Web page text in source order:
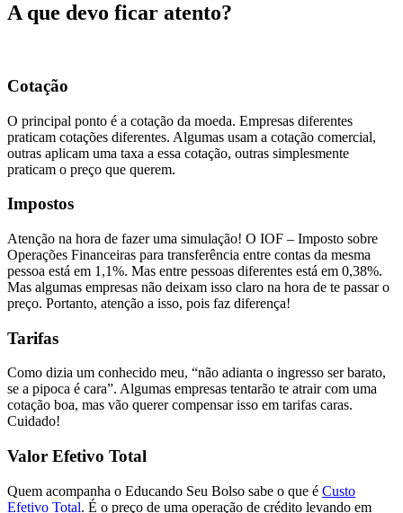
A que devo ficar atento?
Cotação
O principal ponto é a cotação da moeda. Empresas diferentes
praticam cotações diferentes. Algumas usam a cotação comercial,
outras aplicam uma taxa a essa cotação, outras simplesmente
praticam o preço que querem.
Impostos
Atenção na hora de fazer uma simulação! O IOF – Imposto sobre
Operações Financeiras para transferência entre contas da mesma
pessoa está em 1,1%. Mas entre pessoas diferentes está em 0,38%.
Mas algumas empresas não deixam isso claro na hora de te passar o
preço. Portanto, atenção a isso, pois faz diferença!
Tarifas
Como dizia um conhecido meu, “não adianta o ingresso ser barato,
se a pipoca é cara”. Algumas empresas tentarão te atrair com uma
cotação boa, mas vão querer compensar isso em tarifas caras.
Cuidado!
Valor Efetivo Total
Quem acompanha o Educando Seu Bolso sabe o que é Custo
Efetivo Total. É o preço de uma operação de crédito levando em